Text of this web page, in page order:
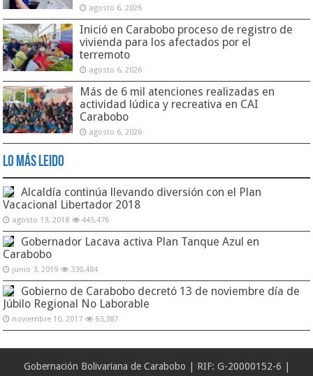
agosto 6, 2026
Inició en Carabobo proceso de registro de
vivienda para los afectados por el
terremoto
agosto 6, 2026
Más de 6 mil atenciones realizadas en
actividad lúdica y recreativa en CAI
Carabobo
agosto 6, 2026
Lo Más Leido
Alcaldía continúa llevando diversión con el Plan
Vacacional Libertador 2018
agosto 13, 2018 445,476
Gobernador Lacava activa Plan Tanque Azul en
Carabobo
junio 3, 2019 330,484
Gobierno de Carabobo decretó 13 de noviembre día de
Júbilo Regional No Laborable
noviembre 10, 2017 63,387
Gobernación Bolivariana de Carabobo | RIF: G-20000152-6 |